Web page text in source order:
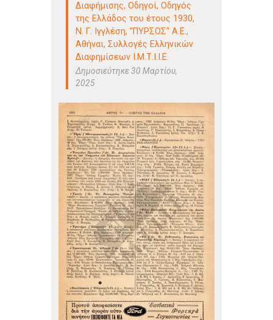
Διαφήμισης,Οδηγοί,Οδηγός
της Ελλάδος του έτους 1930,
Ν. Γ. Ιγγλέση, "ΠΥΡΣΟΣ" Α.Ε.,
Αθήναι,Συλλογές Ελληνικών
Διαφημίσεων Ι.Μ.Τ.Ι.Ι.Ε.
Δημοσιεύτηκε 30 Μαρτίου,
2025